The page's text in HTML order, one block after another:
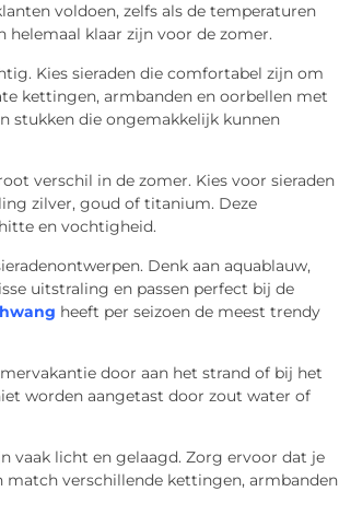
voldoen, zelfs als de temperaturen
helemaal klaar zijn voor de zomer.
Kies sieraden die comfortabel zijn om
kettingen, armbanden en oorbellen met
stukken die ongemakkelijk kunnen
verschil in de zomer. Kies voor sieraden
zilver, goud of titanium. Deze
en vochtigheid.
Denk aan aquablauw,
uitstraling en passen perfect bij de
heeft per seizoen de meest trendy
door aan het strand of bij het
worden aangetast door zout water of
vaak licht en gelaagd. Zorg ervoor dat je
match verschillende kettingen, armbanden